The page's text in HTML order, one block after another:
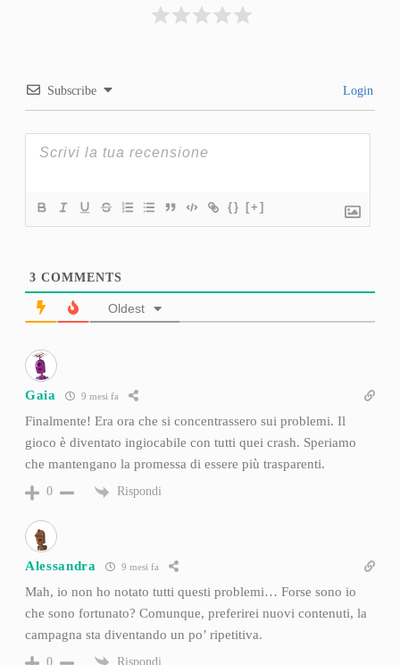
Subscribe Login
{} [+]
3 COMMENTS
Oldest
Gaia 9 mesi fa
Finalmente! Era ora che si concentrassero sui problemi. Il
gioco è diventato ingiocabile con tutti quei crash. Speriamo
che mantengano la promessa di essere più trasparenti.
0 Rispondi
Alessandra 9 mesi fa
Mah, io non ho notato tutti questi problemi… Forse sono io
che sono fortunato? Comunque, preferirei nuovi contenuti, la
campagna sta diventando un po’ ripetitiva.
0 Rispondi